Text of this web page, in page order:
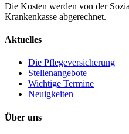
Die Kosten werden von der
Krankenkasse abgerechnet.
Aktuelles
Die Pflegeversicherung
Stellenangebote
Wichtige Termine
Neuigkeiten
Über uns